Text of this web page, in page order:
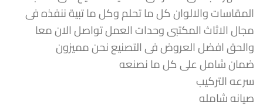
المقاسات والالوان كل ما تحلم وكل ما تبية ننفذه فى
مجال الاثاث المكتبى وحدات العمل تواصل الان معا
والحق افضل العروض فى التصنيع نحن مميزون
ضمان شامل على كل ما نصنعه
سرعه التركيب
صيانه شامله